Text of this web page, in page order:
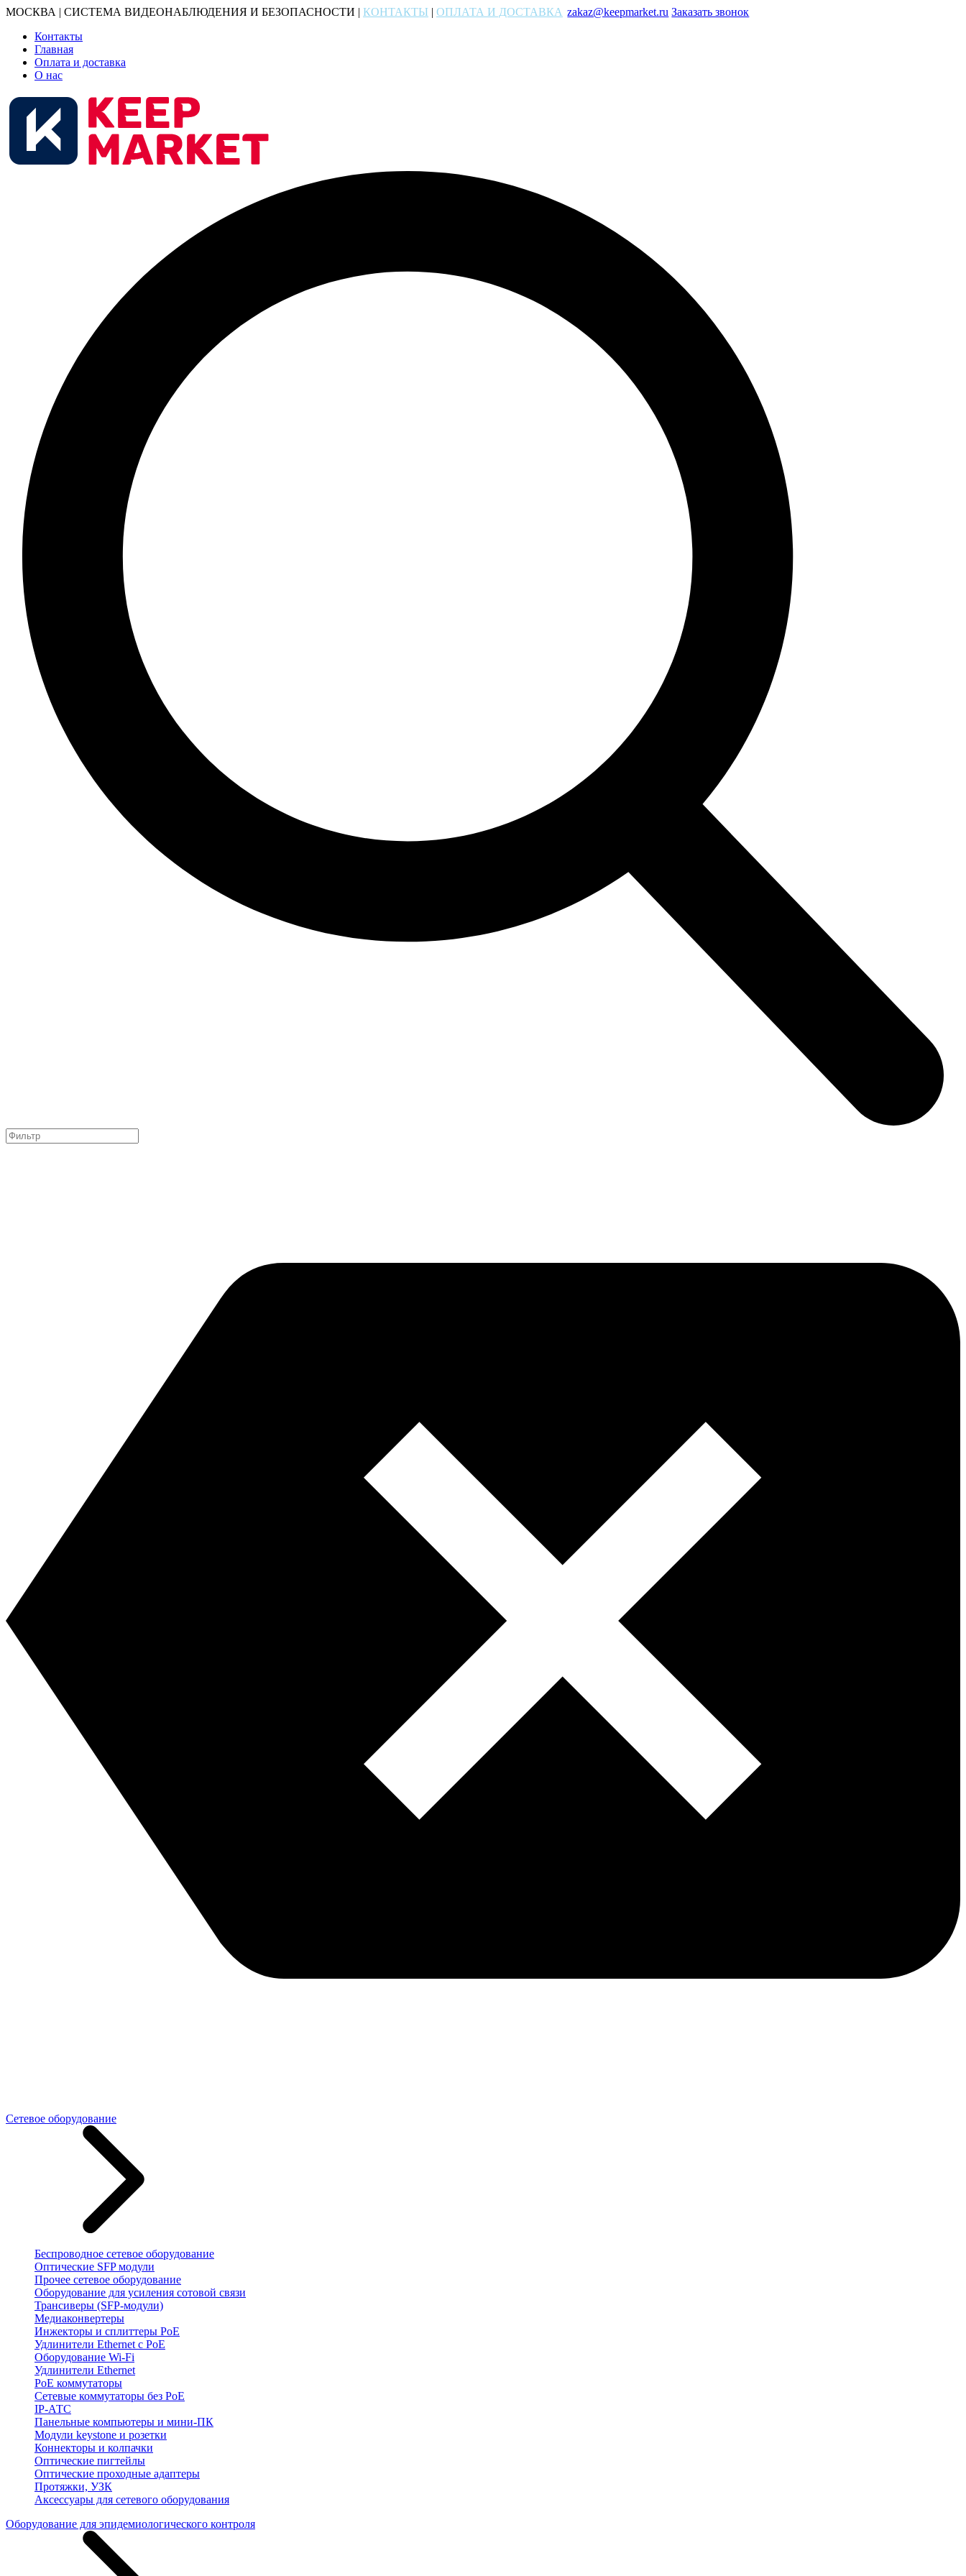
МОСКВА | СИСТЕМА ВИДЕОНАБЛЮДЕНИЯ И БЕЗОПАСНОСТИ | КОНТАКТЫ | ОПЛАТА И ДОСТАВКА zakaz@keepmarket.ru Заказать звонок
Контакты
Главная
Оплата и доставка
О нас
Сетевое оборудование
Беспроводное сетевое оборудование
Оптические SFP модули
Прочее сетевое оборудование
Оборудование для усиления сотовой связи
Трансиверы (SFP-модули)
Медиаконвертеры
Инжекторы и сплиттеры PoE
Удлинители Ethernet с PoE
Оборудование Wi-Fi
Удлинители Ethernet
PoE коммутаторы
Сетевые коммутаторы без PoE
IP-АТС
Панельные компьютеры и мини-ПК
Модули keystone и розетки
Коннекторы и колпачки
Оптические пигтейлы
Оптические проходные адаптеры
Протяжки, УЗК
Аксессуары для сетевого оборудования
Оборудование для эпидемиологического контроля